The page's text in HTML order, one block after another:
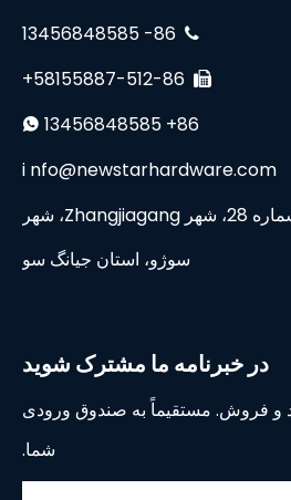

86- 13456848585

58155887-512-86+
 13456848585 +86
i nfo@newstarhardware.com
جاده Xinzhazhong شماره 28، شهر Zhangjiagang، شهر
سوژو، استان جیانگ سو
در خبرنامه ما مشترک شوید
و فروش. مستقیماً به صندوق ورودی
شما.